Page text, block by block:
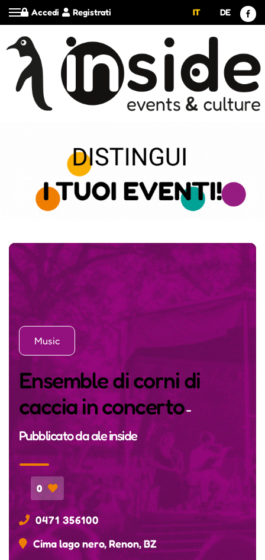
Registrati
Accedi IT DE
Music
Ensemble di corni di
caccia in concerto-
Pubblicato daale inside
0
0471 356100
Cima lago nero, Renon, BZ